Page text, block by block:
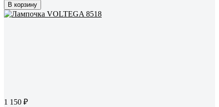
В корзину
1 150 ₽